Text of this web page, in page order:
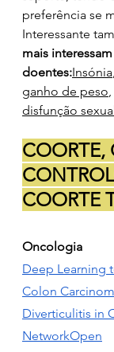
preferência se
Interessante
mais
doentes:Insónia,
ganho de peso,
disfunção
COORTE,
COORTE
Oncologia
Deep Learning
Colon
Diverticulitis in
NetworkOpen